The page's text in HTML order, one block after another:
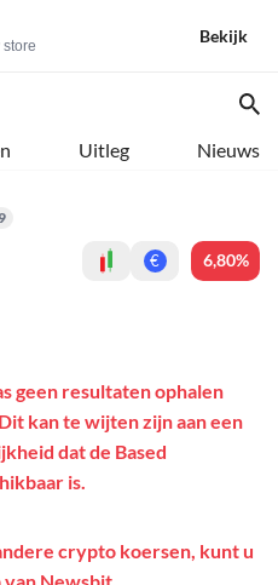
Bekijk
Uitleg Nieuws
€ 6,80%
geen resultaten ophalen
kan te wijten zijn aan een
dat de Based
is.
crypto koersen, kunt u